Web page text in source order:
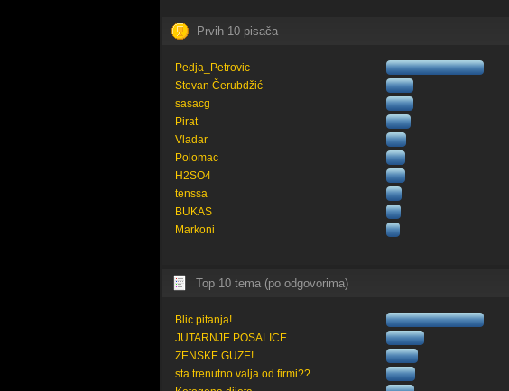
Prvih 10 pisača
Pedja_Petrovic
Stevan Čerubdžić
sasacg
Pirat
Vladar
Polomac
H2SO4
tenssa
BUKAS
Markoni
Top 10 tema (po odgovorima)
Blic pitanja!
JUTARNJE POSALICE
ZENSKE GUZE!
sta trenutno valja od firmi??